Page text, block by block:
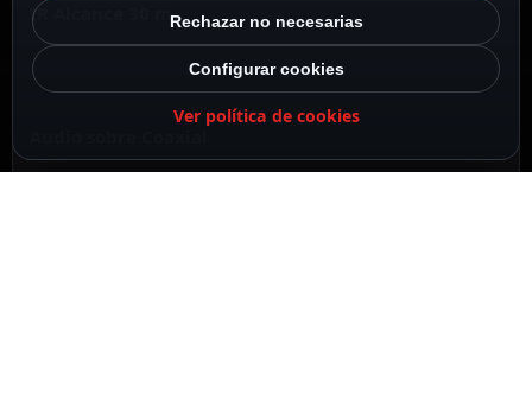
IR Alcance 30 mRechazar no necesarias
Configurar cookies
Ver política de cookies